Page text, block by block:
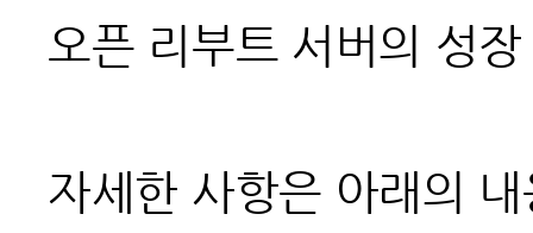
오픈 리부트 서버의 성
자세한 사항은 아래의